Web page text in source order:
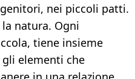
nei piccoli patti.
natura. Ogni
tiene insieme
elementi che